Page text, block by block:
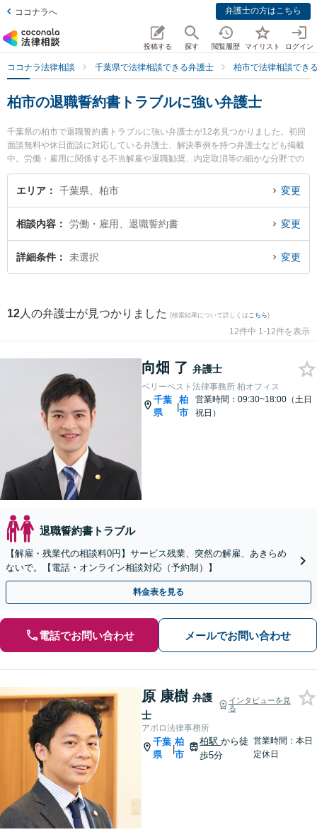
ココナラへ 弁護士の方はこちら
投稿する 探す 閲覧履歴 マイリスト ログイン
ココナラ法律相談 千葉県で法律相談できる弁護士 柏市で法律相談でき
柏市の退職誓約書トラブルに強い弁護士
千葉県の柏市で退職誓約書トラブルに強い弁護士が12名見つかりました。初回
面談無料や休日面談に対応している弁護士、解決事例を持つ弁護士なども掲載
中。労働・雇用に関係する不当解雇や退職勧奨、内定取消等の細かな分野での
絞り込み検索もでき便利です。特にベリーベスト法律事務所 柏オフィスの向畑
了弁護士やアポロ法律事務所の原 康樹弁護士、ベリーベスト法律事務所 柏オフ
すぐに弁護士に相談したい』『退職誓約書トラブルのトラブル解決の実績豊富
な近くの弁護士を検索したい』『初回相談無料で退職誓約書トラブルを法律相
談できる柏市内の弁護士に相談予約したい』などでお困りの相談者さんにおす
エリア 千葉県、柏市 変更
相談内容 労働・雇用、退職誓約書 変更
詳細条件 未選択 変更
12 人の弁護士が見つかりました (検索結果について詳しくは こちら)
12件中 1-12件を表示
向畑 了 弁護士
ベリーベスト法律事務所 柏オフィス
千葉
県
|
柏
市
営業時間：09:30~18:00（土日
祝日）
退職誓約書トラブル
【解雇・残業代の相談料0円】サービス残業、突然の解雇、あきらめ
ないで。【電話・オンライン相談対応（予約制）】
料金表を見る
電話でお問い合わせ メールでお問い合わせ
原 康樹 弁護
士
インタビューを見
る
アポロ法律事務所
千葉
県
|
柏
市
柏駅から徒
歩5分
営業時間：本日
定休日